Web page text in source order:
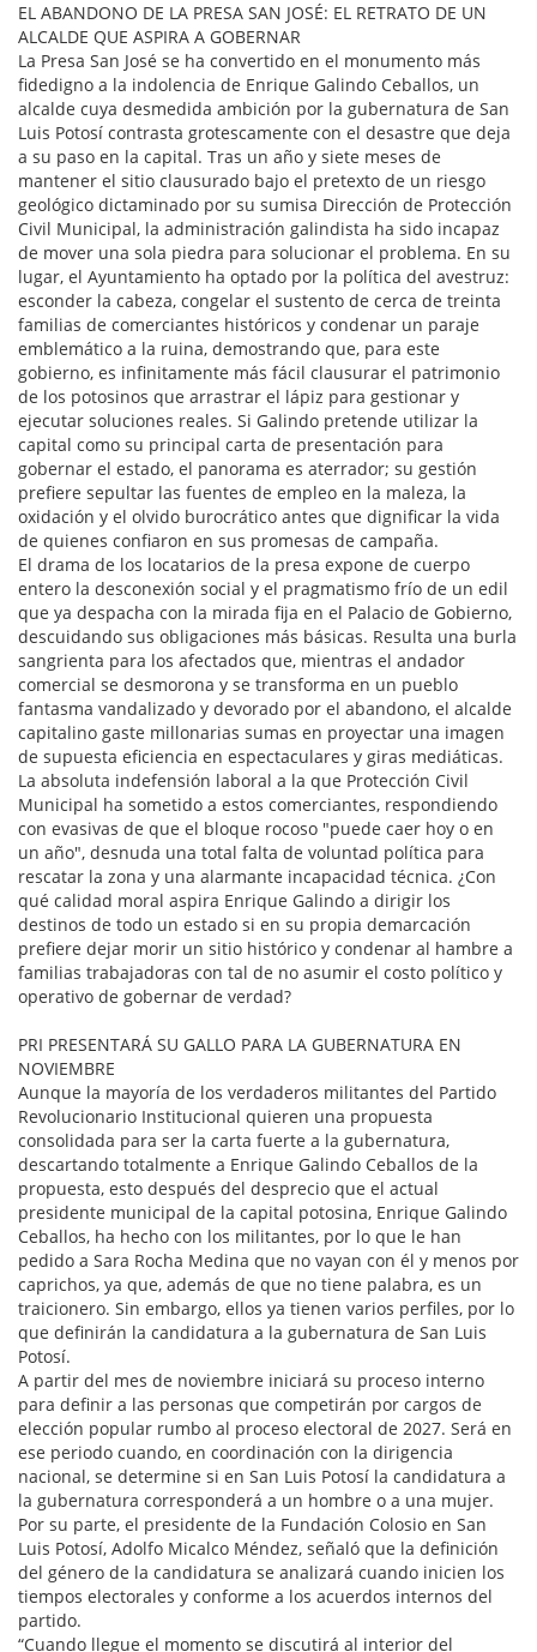
EL ABANDONO DE LA PRESA SAN JOSÉ: EL RETRATO DE UN
ALCALDE QUE ASPIRA A GOBERNAR
La Presa San José se ha convertido en el monumento más
fidedigno a la indolencia de Enrique Galindo Ceballos, un
alcalde cuya desmedida ambición por la gubernatura de San
Luis Potosí contrasta grotescamente con el desastre que deja
a su paso en la capital. Tras un año y siete meses de
mantener el sitio clausurado bajo el pretexto de un riesgo
geológico dictaminado por su sumisa Dirección de Protección
Civil Municipal, la administración galindista ha sido incapaz
de mover una sola piedra para solucionar el problema. En su
lugar, el Ayuntamiento ha optado por la política del avestruz:
esconder la cabeza, congelar el sustento de cerca de treinta
familias de comerciantes históricos y condenar un paraje
emblemático a la ruina, demostrando que, para este
gobierno, es infinitamente más fácil clausurar el patrimonio
de los potosinos que arrastrar el lápiz para gestionar y
ejecutar soluciones reales. Si Galindo pretende utilizar la
capital como su principal carta de presentación para
gobernar el estado, el panorama es aterrador; su gestión
prefiere sepultar las fuentes de empleo en la maleza, la
oxidación y el olvido burocrático antes que dignificar la vida
de quienes confiaron en sus promesas de campaña.
El drama de los locatarios de la presa expone de cuerpo
entero la desconexión social y el pragmatismo frío de un edil
que ya despacha con la mirada fija en el Palacio de Gobierno,
descuidando sus obligaciones más básicas. Resulta una burla
sangrienta para los afectados que, mientras el andador
comercial se desmorona y se transforma en un pueblo
fantasma vandalizado y devorado por el abandono, el alcalde
capitalino gaste millonarias sumas en proyectar una imagen
de supuesta eficiencia en espectaculares y giras mediáticas.
La absoluta indefensión laboral a la que Protección Civil
Municipal ha sometido a estos comerciantes, respondiendo
con evasivas de que el bloque rocoso "puede caer hoy o en
un año", desnuda una total falta de voluntad política para
rescatar la zona y una alarmante incapacidad técnica. ¿Con
qué calidad moral aspira Enrique Galindo a dirigir los
destinos de todo un estado si en su propia demarcación
prefiere dejar morir un sitio histórico y condenar al hambre a
familias trabajadoras con tal de no asumir el costo político y
operativo de gobernar de verdad?
PRI PRESENTARÁ SU GALLO PARA LA GUBERNATURA EN
NOVIEMBRE
Aunque la mayoría de los verdaderos militantes del Partido
Revolucionario Institucional quieren una propuesta
consolidada para ser la carta fuerte a la gubernatura,
descartando totalmente a Enrique Galindo Ceballos de la
propuesta, esto después del desprecio que el actual
presidente municipal de la capital potosina, Enrique Galindo
Ceballos, ha hecho con los militantes, por lo que le han
pedido a Sara Rocha Medina que no vayan con él y menos por
caprichos, ya que, además de que no tiene palabra, es un
traicionero. Sin embargo, ellos ya tienen varios perfiles, por lo
que definirán la candidatura a la gubernatura de San Luis
Potosí.
A partir del mes de noviembre iniciará su proceso interno
para definir a las personas que competirán por cargos de
elección popular rumbo al proceso electoral de 2027. Será en
ese periodo cuando, en coordinación con la dirigencia
nacional, se determine si en San Luis Potosí la candidatura a
la gubernatura corresponderá a un hombre o a una mujer.
Por su parte, el presidente de la Fundación Colosio en San
Luis Potosí, Adolfo Micalco Méndez, señaló que la definición
del género de la candidatura se analizará cuando inicien los
tiempos electorales y conforme a los acuerdos internos del
partido.
“Cuando llegue el momento se discutirá al interior del